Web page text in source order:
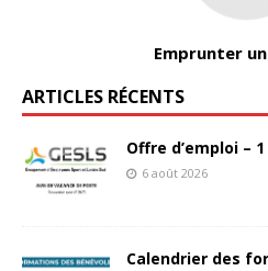
Emprunter
ARTICLES RÉCENTS
Offre d’emploi –
6 août 2026
Calendrier des